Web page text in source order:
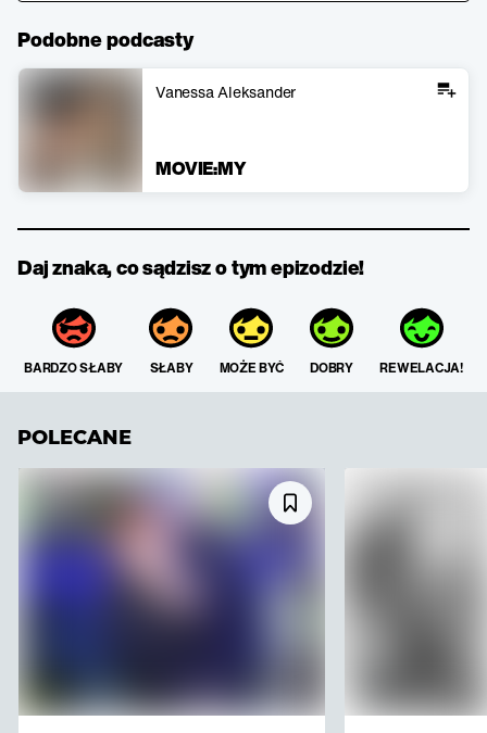
Podobne podcasty
Vanessa Aleksander
MOVIE:MY
Daj znaka, co sądzisz o tym epizodzie!
BARDZO SŁABY SŁABY MOŻE BYĆ DOBRY REWELACJA!
POLECANE